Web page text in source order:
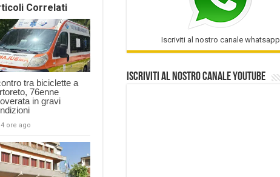
Correlati
tra biciclette a
76enne
in gravi
4 ore ago
Iscriviti al nostro canale whatsapp
Iscriviti al nostro Canale Youtube